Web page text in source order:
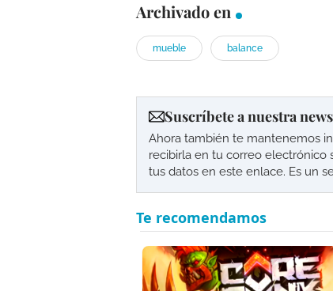
Archivado en
mueble balance
Suscríbete a nuestra
Ahora también te mantenemos
recibirla en tu correo
tus datos en este enlace. Es un